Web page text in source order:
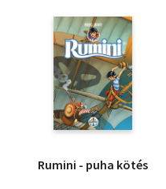
Rumini - puha kötés